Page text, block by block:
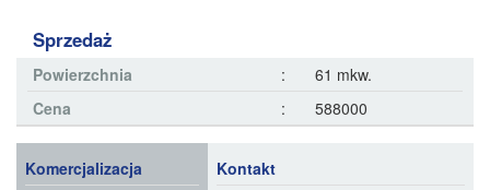
Sprzedaż
Powierzchnia :
61 mkw.
Cena
: 588000
Komercjalizacja
Kontakt